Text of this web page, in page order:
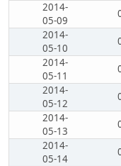
2014-
05-09
2014-
05-10
2014-
05-11
2014-
05-12
2014-
05-13
2014-
05-14